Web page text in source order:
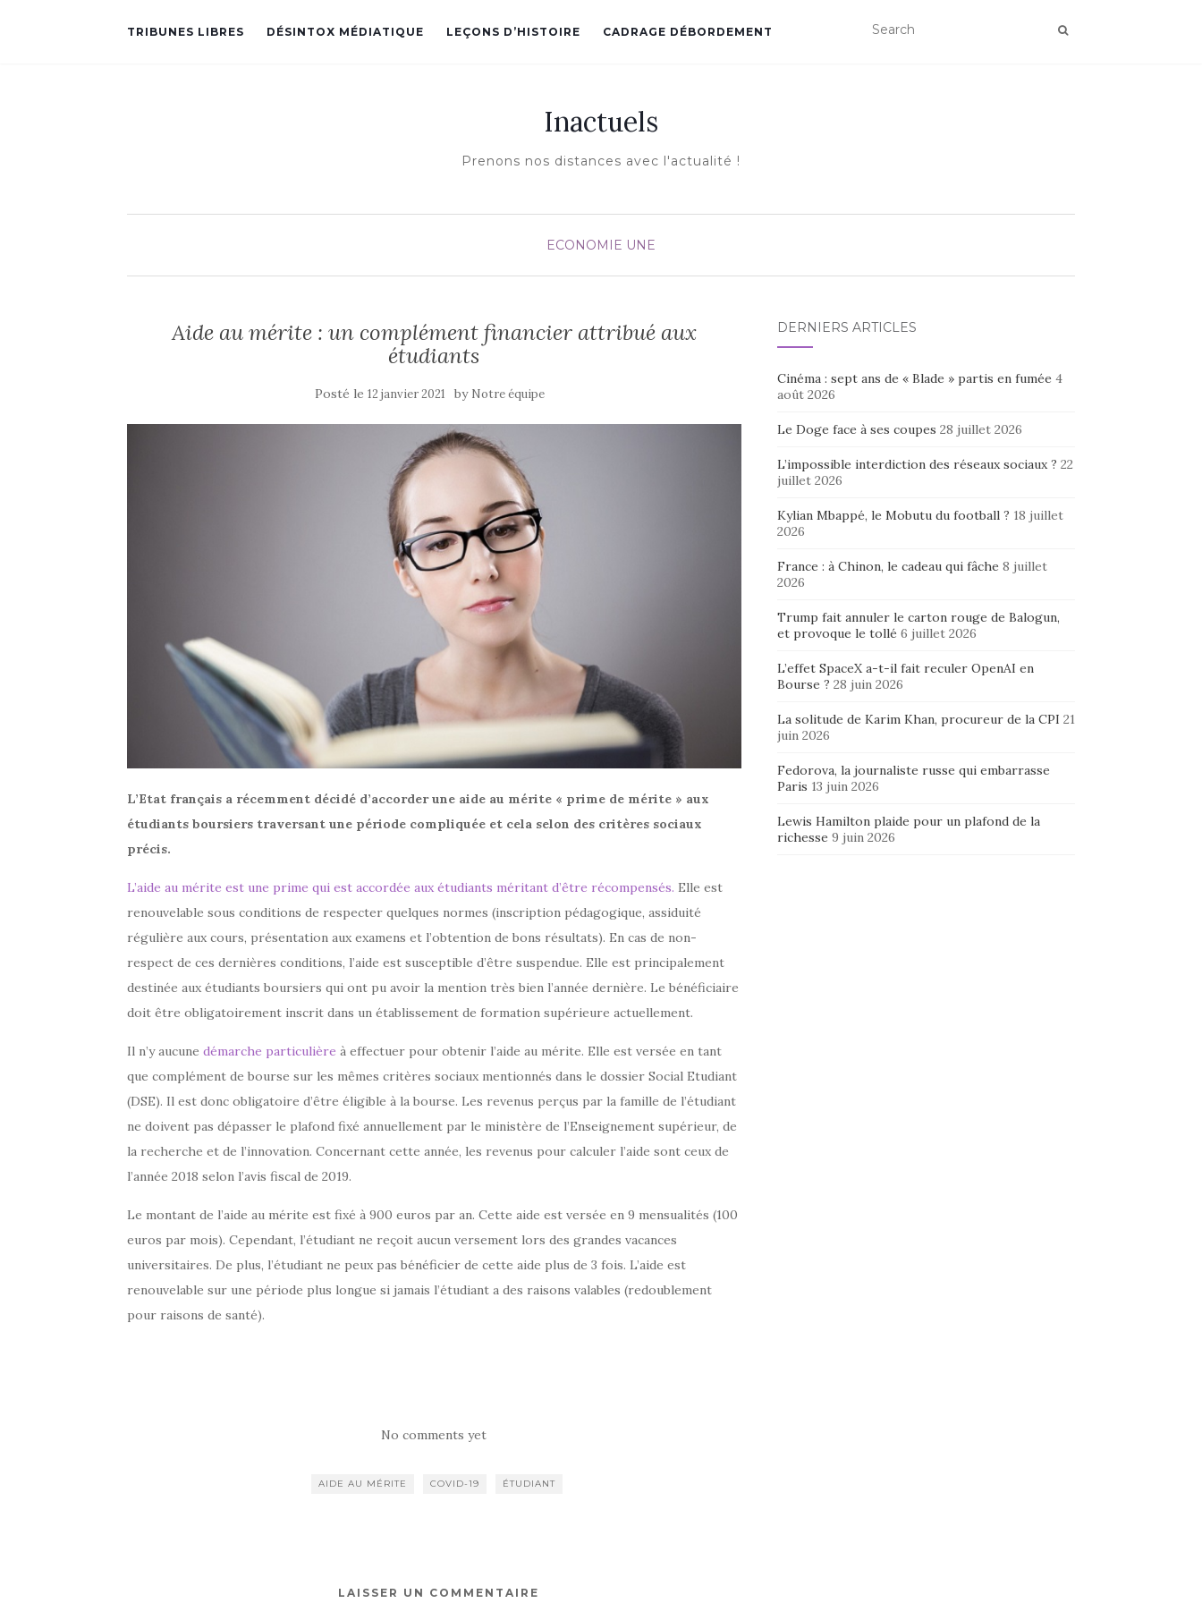
TRIBUNES LIBRES DÉSINTOX MÉDIATIQUE LEÇONS D’HISTOIRE CADRAGE DÉBORDEMENT
Inactuels
Prenons nos distances avec l'actualité !
ECONOMIE UNE
Aide au mérite : un complément financier attribué aux
étudiants
Posté le 12 janvier 2021 by Notre équipe
L’Etat français a récemment décidé d’accorder une aide au mérite « prime de mérite » aux
étudiants boursiers traversant une période compliquée et cela selon des critères sociaux
précis.
L’aide au mérite est une prime qui est accordée aux étudiants méritant d’être récompensés. Elle est
renouvelable sous conditions de respecter quelques normes (inscription pédagogique, assiduité
régulière aux cours, présentation aux examens et l’obtention de bons résultats). En cas de non-
respect de ces dernières conditions, l’aide est susceptible d’être suspendue. Elle est principalement
destinée aux étudiants boursiers qui ont pu avoir la mention très bien l’année dernière. Le bénéficiaire
doit être obligatoirement inscrit dans un établissement de formation supérieure actuellement.
Il n’y aucune démarche particulière à effectuer pour obtenir l’aide au mérite. Elle est versée en tant
que complément de bourse sur les mêmes critères sociaux mentionnés dans le dossier Social Etudiant
(DSE). Il est donc obligatoire d’être éligible à la bourse. Les revenus perçus par la famille de l’étudiant
ne doivent pas dépasser le plafond fixé annuellement par le ministère de l’Enseignement supérieur, de
la recherche et de l’innovation. Concernant cette année, les revenus pour calculer l’aide sont ceux de
l’année 2018 selon l’avis fiscal de 2019.
Le montant de l’aide au mérite est fixé à 900 euros par an. Cette aide est versée en 9 mensualités (100
euros par mois). Cependant, l’étudiant ne reçoit aucun versement lors des grandes vacances
universitaires. De plus, l’étudiant ne peux pas bénéficier de cette aide plus de 3 fois. L’aide est
renouvelable sur une période plus longue si jamais l’étudiant a des raisons valables (redoublement
pour raisons de santé).
No comments yet
AIDE AU MÉRITE COVID-19 ÉTUDIANT
LAISSER UN COMMENTAIRE
DERNIERS ARTICLES
Cinéma : sept ans de « Blade » partis en fumée 4
août 2026
Le Doge face à ses coupes 28 juillet 2026
L’impossible interdiction des réseaux sociaux ? 22
juillet 2026
Kylian Mbappé, le Mobutu du football ? 18 juillet
2026
France : à Chinon, le cadeau qui fâche 8 juillet
2026
Trump fait annuler le carton rouge de Balogun,
et provoque le tollé 6 juillet 2026
L’effet SpaceX a-t-il fait reculer OpenAI en
Bourse ? 28 juin 2026
La solitude de Karim Khan, procureur de la CPI 21
juin 2026
Fedorova, la journaliste russe qui embarrasse
Paris 13 juin 2026
Lewis Hamilton plaide pour un plafond de la
richesse 9 juin 2026